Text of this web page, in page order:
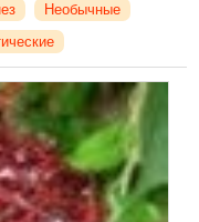
Необычные